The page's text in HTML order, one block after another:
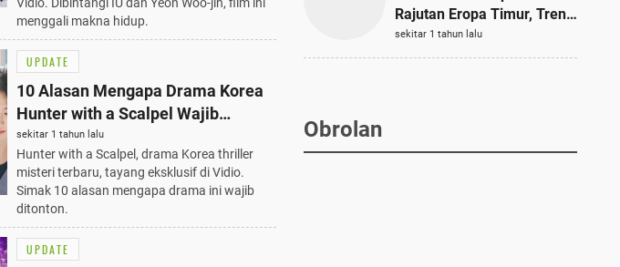
menggali makna hidup.
UPDATE
10 Alasan Mengapa Drama Korea
Hunter with a Scalpel Wajib
Ditonton di Vidio
sekitar 1 tahun lalu
Hunter with a Scalpel, drama Korea thriller
misteri terbaru, tayang eksklusif di Vidio.
Simak 10 alasan mengapa drama ini wajib
ditonton.
UPDATE
Rajutan Eropa Timur, Tren
Mode Terbaik dan Paling
Dicari 2023
sekitar 1 tahun lalu
Obrolan